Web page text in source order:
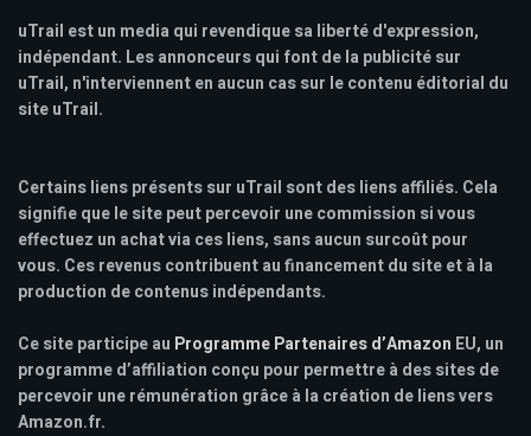
uTrail est un media qui revendique sa liberté d'expression,
indépendant. Les annonceurs qui font de la publicité sur
uTrail, n'interviennent en aucun cas sur le contenu éditorial du
site uTrail.
Certains liens présents sur uTrail sont des liens affiliés. Cela
signifie que le site peut percevoir une commission si vous
effectuez un achat via ces liens, sans aucun surcoût pour
vous. Ces revenus contribuent au financement du site et à la
production de contenus indépendants.
Ce site participe au Programme Partenaires d’Amazon EU, un
programme d’affiliation conçu pour permettre à des sites de
percevoir une rémunération grâce à la création de liens vers
Amazon.fr.